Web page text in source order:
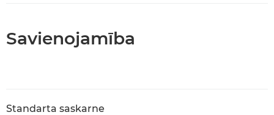
Savienojamība
Standarta saskarne